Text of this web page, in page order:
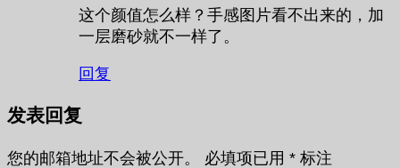
这个颜值怎么样？手感图片看不出来的，加
一层磨砂就不一样了。
回复
发表回复
您的邮箱地址不会被公开。 必填项已用 * 标注